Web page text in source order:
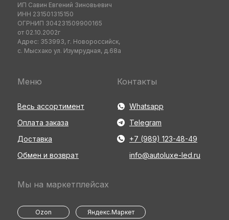
ИП Савин Евгений Зиновьевич
ИНН 231501315150
ОГРНИП 304231509900165
от 02.10.2002г
Адрес: 353993, г. Новороссийск,
с. Мысхако ул. Изумрудная, д.68а
Обмен и возврат
Доставка
Оплата заказа
info@autoluxe-led.ru
Меню
Мы на маркетплейсах
Контакты
+7 (989) 123-48-49
Telegram
Весь ассортимент Whatsapp
Ozon Яндекс.Маркет